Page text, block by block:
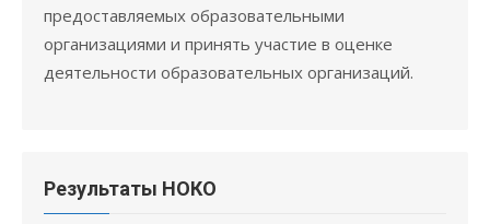
предоставляемых образовательными
организациями и принять участие в оценке
деятельности образовательных организаций.
Результаты НОКО